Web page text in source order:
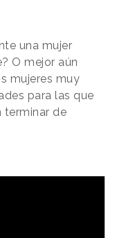
una mujer
O mejor aún
mujeres muy
para las que
terminar de